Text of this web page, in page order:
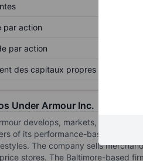
par action
par action
des capitaux propres
Under Armour Inc.
develops, markets, and
of its performance-based
The company sells
stores. The Baltimore-based